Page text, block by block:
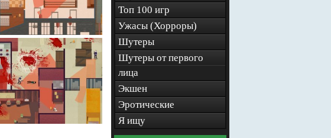
Топ 100 игр
Ужасы (Хорроры)
Шутеры
Шутеры от первого
лица
Экшен
Эротические
Я ищу